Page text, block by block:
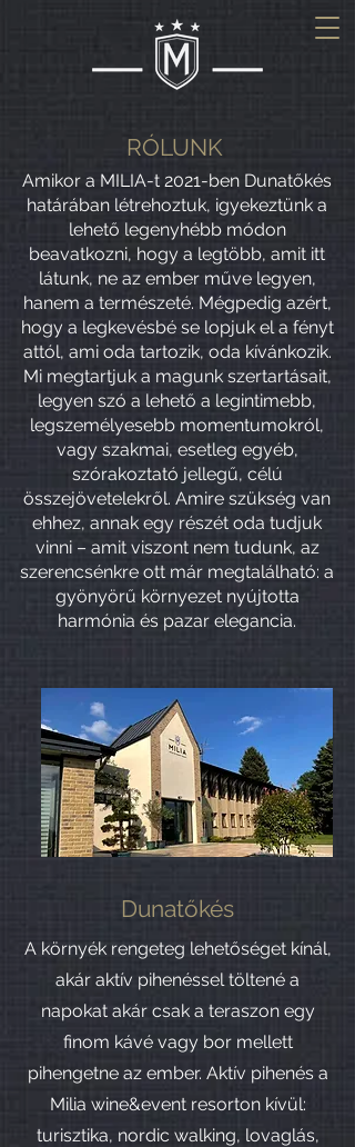
RÓLUNK
Amikor a MILIA-t 2021-ben Dunatőkés
határában létrehoztuk, igyekeztünk a
lehető legenyhébb módon
beavatkozni, hogy a legtöbb, amit itt
látunk, ne az ember műve legyen,
hanem a természeté. Mégpedig azért,
hogy a legkevésbé se lopjuk el a fényt
attól, ami oda tartozik, oda kívánkozik.
Mi megtartjuk a magunk szertartásait,
legyen szó a lehető a legintimebb,
legszemélyesebb momentumokról,
vagy szakmai, esetleg egyéb,
szórakoztató jellegű, célú
összejövetelekről. Amire szükség van
ehhez, annak egy részét oda tudjuk
vinni – amit viszont nem tudunk, az
szerencsénkre ott már megtalálható: a
gyönyörű környezet nyújtotta
harmónia és pazar elegancia.
Dunatőkés
A környék rengeteg lehetőséget kínál,
akár aktív pihenéssel töltené a
napokat akár csak a teraszon egy
finom kávé vagy bor mellett
pihengetne az ember. Aktív pihenés a
Milia wine&event resorton kívül:
turisztika, nordic walking, lovaglás,